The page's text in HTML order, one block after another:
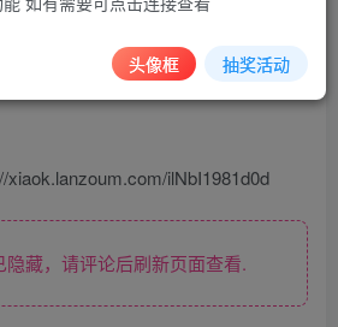
本，简化安装之前的版本安装太复
据库配置文件不需要运行其他事项即
xiaok.lanzoum.com/ilNbI1981d0d
藏，请评论后刷新页面查看.
头像框 抽奖活动